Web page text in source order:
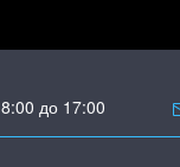
до 17:00